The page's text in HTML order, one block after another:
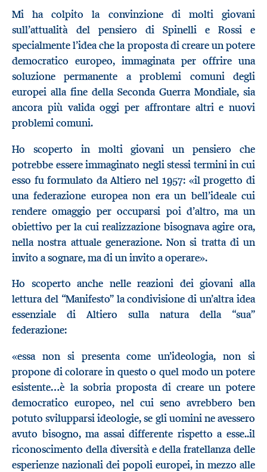
Mi ha colpito la convinzione di molti giovani
sull’attualità del pensiero di Spinelli e Rossi e
specialmente l’idea che la proposta di creare un potere
democratico europeo, immaginata per offrire una
soluzione permanente a problemi comuni degli
europei alla fine della Seconda Guerra Mondiale, sia
ancora più valida oggi per affrontare altri e nuovi
problemi comuni.
Ho scoperto in molti giovani un pensiero che
potrebbe essere immaginato negli stessi termini in cui
esso fu formulato da Altiero nel 1957: «il progetto di
una federazione europea non era un bell’ideale cui
rendere omaggio per occuparsi poi d’altro, ma un
obiettivo per la cui realizzazione bisognava agire ora,
nella nostra attuale generazione. Non si tratta di un
invito a sognare, ma di un invito a operare».
Ho scoperto anche nelle reazioni dei giovani alla
lettura del “Manifesto” la condivisione di un’altra idea
essenziale di Altiero sulla natura della “sua”
federazione:
«essa non si presenta come un’ideologia, non si
propone di colorare in questo o quel modo un potere
esistente…è la sobria proposta di creare un potere
democratico europeo, nel cui seno avrebbero ben
potuto svilupparsi ideologie, se gli uomini ne avessero
avuto bisogno, ma assai differente rispetto a esse..il
riconoscimento della diversità e della fratellanza delle
esperienze nazionali dei popoli europei, in mezzo alle